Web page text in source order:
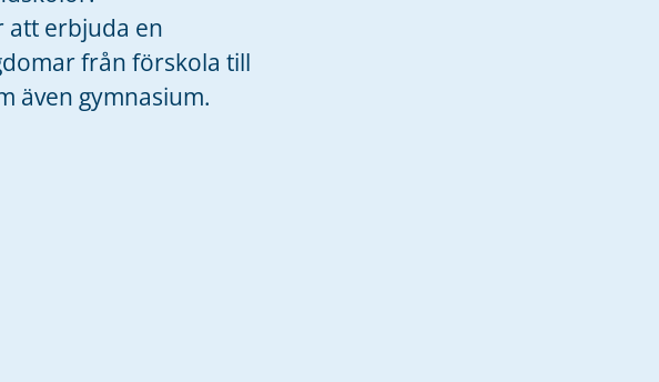
att erbjuda en
från förskola till
även gymnasium.